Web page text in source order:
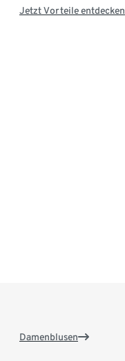
Jetzt Vorteile entdecken
Damenblusen